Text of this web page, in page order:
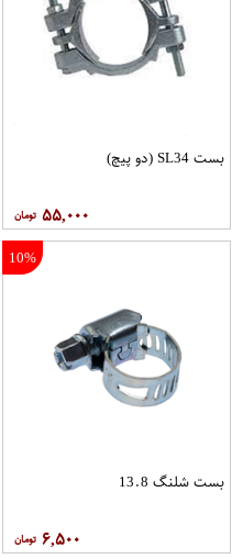
بست SL34 (دو پیچ)
۵۵,۰۰۰
10%
بست شلنگ 13.8
۶,۵۰۰